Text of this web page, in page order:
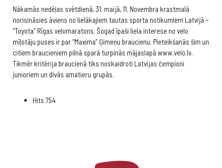
Nākamās nedēļas svētdienā, 31. maijā, 11. Novembra krastmalā
norisināsies āviens no lielākajiem tautas sporta notikumiem Latvijā –
“Toyota” Rīgas velomaratons. Šogad īpaši liela interese no velo
mīļotāju puses ir par “Maxima” Ģimeņu braucienu. Pieteikšanās šim un
citiem braucieniem pilnā sparā turpinās mājaslapā www.velo.lv.
Tikmēr kritērija braucienā tiks noskaidroti Latvijas čempioni
junioriem un divās amatieru grupās.
Hits 754